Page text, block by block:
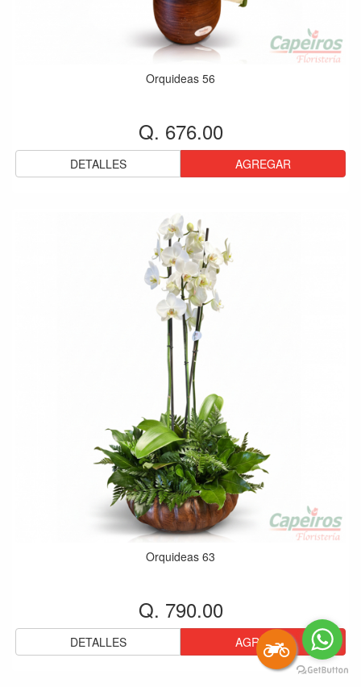
Orquideas 56
Q. 676.00
DETALLES AGREGAR
Orquideas 63
Q. 790.00
DETALLES AGREGAR